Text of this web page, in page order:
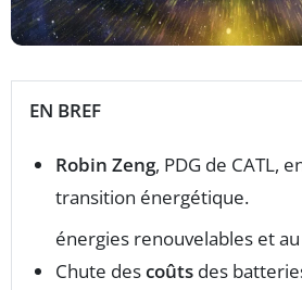
EN BREF
Robin Zeng, PDG de CATL,
transition énergétique.
énergies renouvelables et au
Chute descoûts des